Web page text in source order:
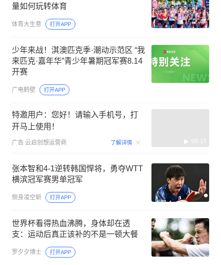
量如何玩转体育
体育大生意 打开APP
少年来战！淇澳匹克季·潮动示范区 “我
来匹克·嘉年华”青少年暑期冠军赛8.14
开赛
广电鹤壁 打开APP
特邀用户：您好！请输入手机号，打
开马上使用！
广告 云启创想运营商 了解详情 00:15
张本智和4-1逆转韩国悍将，勇夺WTT
横滨冠军赛男单冠军
侧身凌空斩 打开APP
世界杯看得热血沸腾，身体却在透
支：运动后真正该补的不是一顿大餐
罗夕夕博士 打开APP